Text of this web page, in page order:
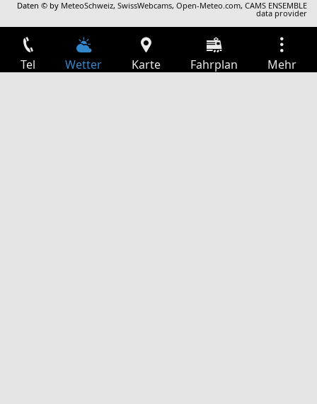
Daten © by MeteoSchweiz,SwissWebcams,Open-Meteo.com,CAMS ENSEMBLE
data provider
Tel Wetter Karte Fahrplan Mehr